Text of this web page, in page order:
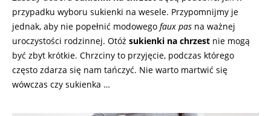
przypadku wyboru sukienki na wesele. Przypomnijmy je
jednak, aby nie popełnić modowego faux pas na ważnej
uroczystości rodzinnej. Otóż sukienki na chrzest nie mogą
być zbyt krótkie. Chrzciny to przyjęcie, podczas którego
często zdarza się nam tańczyć. Nie warto martwić się
wówczas czy sukienka …